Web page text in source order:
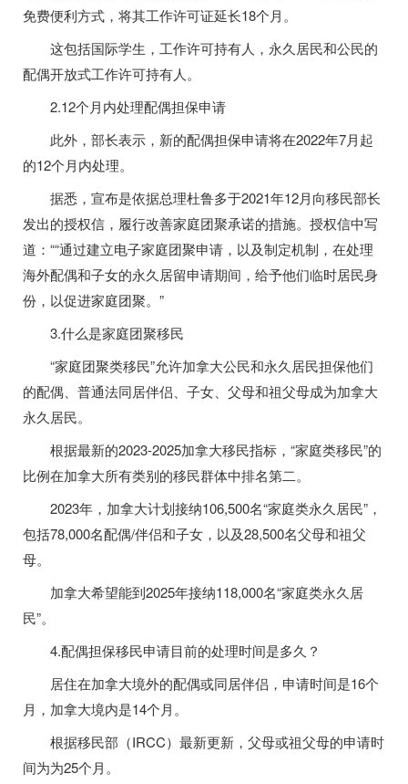
免费便利方式，将其工作许可证延长18个月。
这包括国际学生，工作许可持有人，永久居民和公民的
配偶开放式工作许可持有人。
2.12个月内处理配偶担保申请
此外，部长表示，新的配偶担保申请将在2022年7月起
的12个月内处理。
据悉，宣布是依据总理杜鲁多于2021年12月向移民部长
发出的授权信，履行改善家庭团聚承诺的措施。授权信中写
道：““通过建立电子家庭团聚申请，以及制定机制，在处理
海外配偶和子女的永久居留申请期间，给予他们临时居民身
份，以促进家庭团聚。”
3.什么是家庭团聚移民
“家庭团聚类移民”允许加拿大公民和永久居民担保他们
的配偶、普通法同居伴侣、子女、父母和祖父母成为加拿大
永久居民。
根据最新的2023-2025加拿大移民指标，“家庭类移民”的
比例在加拿大所有类别的移民群体中排名第二。
2023年，加拿大计划接纳106,500名“家庭类永久居民”，
包括78,000名配偶/伴侣和子女，以及28,500名父母和祖父
母。
加拿大希望能到2025年接纳118,000名“家庭类永久居
民”。
4.配偶担保移民申请目前的处理时间是多久？
居住在加拿大境外的配偶或同居伴侣，申请时间是16个
月，加拿大境内是14个月。
根据移民部（IRCC）最新更新，父母或祖父母的申请时
间为为25个月。